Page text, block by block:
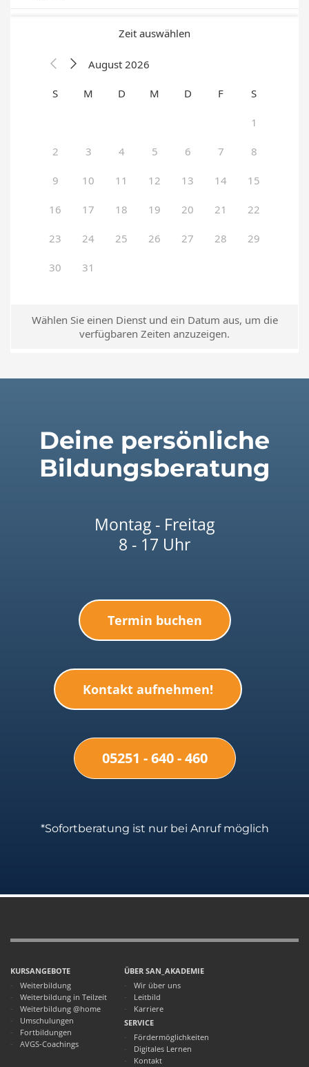
Deine persönliche
Bildungsberatung
Montag - Freitag
8 - 17 Uhr
Termin buchen
Kontakt aufnehmen!
05251 - 640 - 460
*Sofortberatung ist nur bei Anruf möglich
KURSANGEBOTE
Weiterbildung
Weiterbildung in Teilzeit
Weiterbildung @home
Umschulungen
Fortbildungen
AVGS-Coachings
ÜBER SAN_AKADEMIE
Wir über uns
Leitbild
Karriere
SERVICE
Fördermöglichkeiten
Digitales Lernen
Kontakt